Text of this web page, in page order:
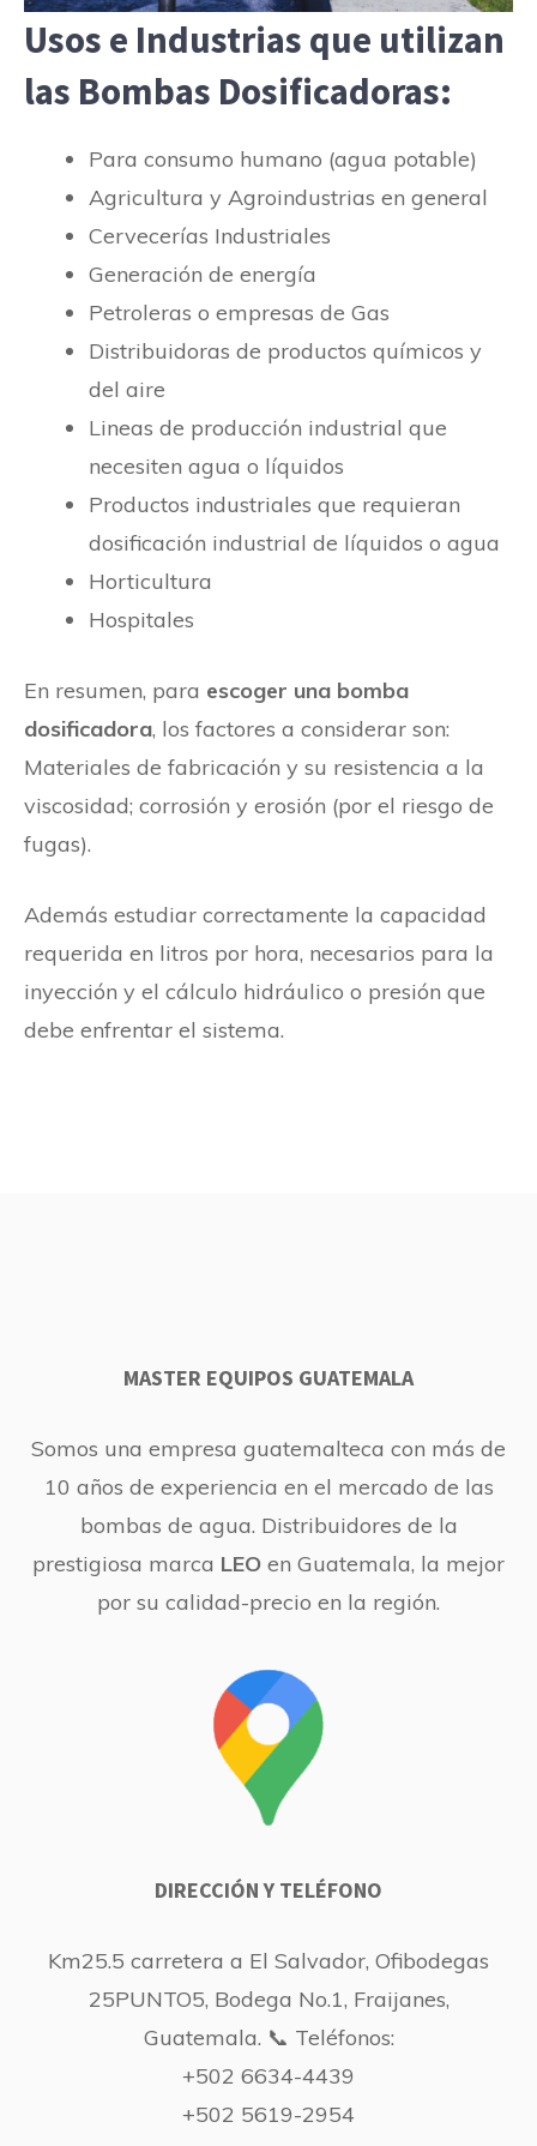
Usos e Industrias que utilizan
las Bombas Dosificadoras:
Para consumo humano (agua potable)
Agricultura y Agroindustrias en general
Cervecerías Industriales
Generación de energía
Petroleras o empresas de Gas
Distribuidoras de productos químicos y
del aire
Lineas de producción industrial que
necesiten agua o líquidos
Productos industriales que requieran
dosificación industrial de líquidos o agua
Horticultura
Hospitales
En resumen, para escoger una bomba
dosificadora, los factores a considerar son:
Materiales de fabricación y su resistencia a la
viscosidad; corrosión y erosión (por el riesgo de
fugas).
Además estudiar correctamente la capacidad
requerida en litros por hora, necesarios para la
inyección y el cálculo hidráulico o presión que
debe enfrentar el sistema.
MASTER EQUIPOS GUATEMALA
Somos una empresa guatemalteca con más de
10 años de experiencia en el mercado de las
bombas de agua. Distribuidores de la
prestigiosa marca LEO en Guatemala, la mejor
por su calidad-precio en la región.
DIRECCIÓN Y TELÉFONO
Km25.5 carretera a El Salvador, Ofibodegas
25PUNTO5, Bodega No.1, Fraijanes,
Guatemala. 📞 Teléfonos:
+502 6634-4439
+502 5619-2954